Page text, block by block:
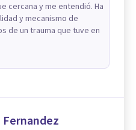
cercana y me entendió. Ha
y mecanismo de
de un trauma que tuve en